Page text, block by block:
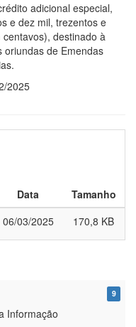
adicional especial,
e dez mil, trezentos e
destinado à
oriundas de Emendas
2025
Data
Tamanho
06/03/2025 170,8 KB
9
Informação